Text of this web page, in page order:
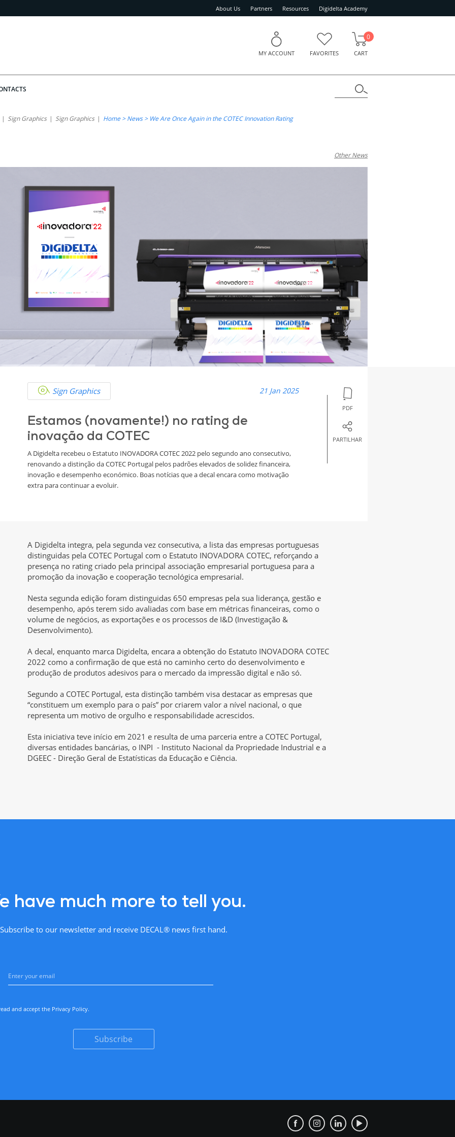
About Us Partners Resources Digidelta Academy
MY ACCOUNT FAVORITES CART
0
Sign Graphics Sign Graphics Home > News > We Are Once Again in the COTEC Innovation Rating
Other News
Sign Graphics 21 Jan 2025
Estamos (novamente!) no rating de
inovação da COTEC
A Digidelta recebeu o Estatuto INOVADORA COTEC 2022 pelo segundo ano consecutivo,
renovando a distinção da COTEC Portugal pelos padrões elevados de solidez financeira,
inovação e desempenho económico. Boas notícias que a decal encara como motivação
extra para continuar a evoluir.
PDF
PARTILHAR
A Digidelta integra, pela segunda vez consecutiva, a lista das empresas portuguesas
distinguidas pela COTEC Portugal com o Estatuto INOVADORA COTEC, reforçando a
presença no rating criado pela principal associação empresarial portuguesa para a
promoção da inovação e cooperação tecnológica empresarial.
Nesta segunda edição foram distinguidas 650 empresas pela sua liderança, gestão e
desempenho, após terem sido avaliadas com base em métricas financeiras, como o
volume de negócios, as exportações e os processos de I&D (Investigação &
Desenvolvimento).
A decal, enquanto marca Digidelta, encara a obtenção do Estatuto INOVADORA COTEC
2022 como a confirmação de que está no caminho certo do desenvolvimento e
produção de produtos adesivos para o mercado da impressão digital e não só.
Segundo a COTEC Portugal, esta distinção também visa destacar as empresas que
“constituem um exemplo para o país” por criarem valor a nível nacional, o que
representa um motivo de orgulho e responsabilidade acrescidos.
Esta iniciativa teve início em 2021 e resulta de uma parceria entre a COTEC Portugal,
diversas entidades bancárias, o INPI - Instituto Nacional da Propriedade Industrial e a
DGEEC - Direção Geral de Estatísticas da Educação e Ciência.
have much more to tell you.
Subscribe to our newsletter and receive DECAL® news first hand.
and accept the Privacy Policy.
Subscribe